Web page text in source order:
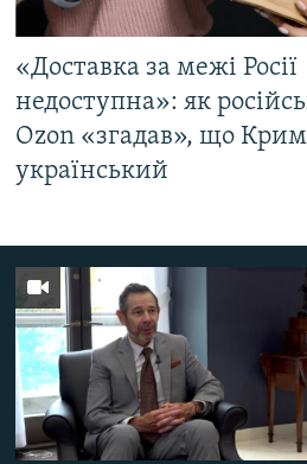
«Доставка за межі Росії
недоступна»: як
Ozon «згадав», що Крим
український